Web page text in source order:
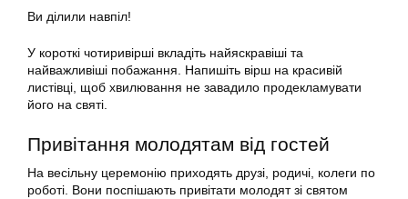
Ви ділили навпіл!
У короткі чотиривірші вкладіть найяскравіші та
найважливіші побажання. Напишіть вірш на красивій
листівці, щоб хвилювання не завадило продекламувати
його на святі.
Привітання молодятам від гостей
На весільну церемонію приходять друзі, родичі, колеги по
роботі. Вони поспішають привітати молодят зі святом